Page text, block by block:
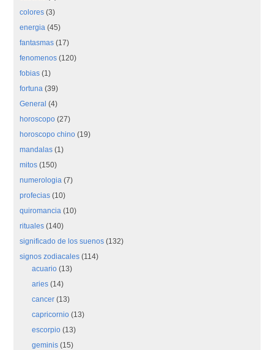
colores (3)
energia (45)
fantasmas (17)
fenomenos (120)
fobias (1)
fortuna (39)
General (4)
horoscopo (27)
horoscopo chino (19)
mandalas (1)
mitos (150)
numerologia (7)
profecias (10)
quiromancia (10)
rituales (140)
significado de los suenos (132)
signos zodiacales (114)
acuario (13)
aries (14)
cancer (13)
capricornio (13)
escorpio (13)
geminis (15)